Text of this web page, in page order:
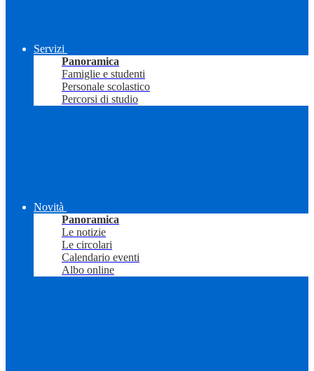
Servizi
Panoramica
Famiglie e studenti
Personale scolastico
Percorsi di studio
Novità
Panoramica
Le notizie
Le circolari
Calendario eventi
Albo online